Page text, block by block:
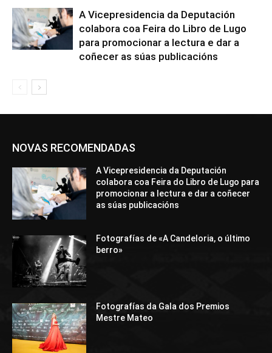
A Vicepresidencia da Deputación
colabora coa Feira do Libro de Lugo
para promocionar a lectura e dar a
coñecer as súas publicacións
NOVAS RECOMENDADAS
A Vicepresidencia da Deputación
colabora coa Feira do Libro de Lugo para
promocionar a lectura e dar a coñecer
as súas publicacións
Fotografías de «A Candeloria, o último
berro»
Fotografías da Gala dos Premios
Mestre Mateo